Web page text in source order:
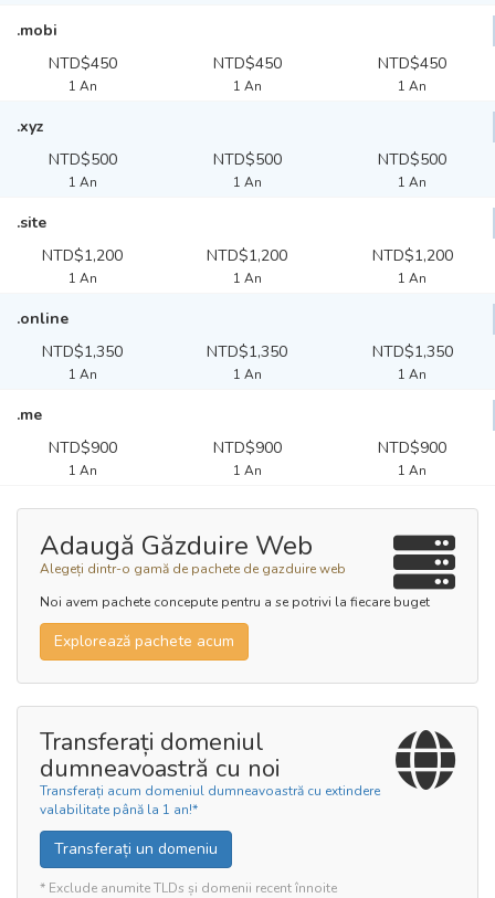
.mobi
NTD$450
1 An
NTD$450
1 An
NTD$450
1 An
.xyz
NTD$500
1 An
NTD$500
1 An
NTD$500
1 An
.site
NTD$1,200
1 An
NTD$1,200
1 An
NTD$1,200
1 An
.online
NTD$1,350
1 An
NTD$1,350
1 An
NTD$1,350
1 An
.me
NTD$900
1 An
NTD$900
1 An
NTD$900
1 An
Adaugă Găzduire Web
Alegeți dintr-o gamă de pachete de gazduire web
Noi avem pachete concepute pentru a se potrivi la fiecare buget
Explorează pachete acum
Transferați domeniul
dumneavoastră cu noi
Transferați acum domeniul dumneavoastră cu extindere
valabilitate până la 1 an!*
Transferați un domeniu
* Exclude anumite TLDs și domenii recent înnoite